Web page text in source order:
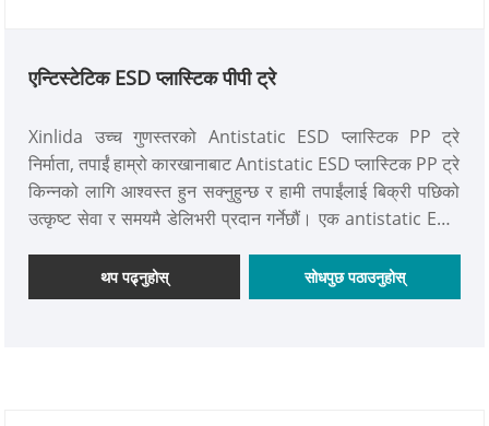
एन्टिस्टेटिक ESD प्लास्टिक पीपी ट्रे
Xinlida उच्च गुणस्तरको Antistatic ESD प्लास्टिक PP ट्रे
निर्माता, तपाईं हाम्रो कारखानाबाट Antistatic ESD प्लास्टिक PP ट्रे
किन्नको लागि आश्वस्त हुन सक्नुहुन्छ र हामी तपाईंलाई बिक्री पछिको
उत्कृष्ट सेवा र समयमै डेलिभरी प्रदान गर्नेछौं। एक antistatic ESD
कम्पोनेन्ट र उपकरणहरूको ढुवानी र भण्डारणको क्रममा स्थिर बिजुली
निर्माण र डिस्चार्ज रोक्नको लागि डिजाइन गरिएको ट्रेको प्रकार।
थप पढ्नुहोस् सोधपुछ पठाउनुहोस्